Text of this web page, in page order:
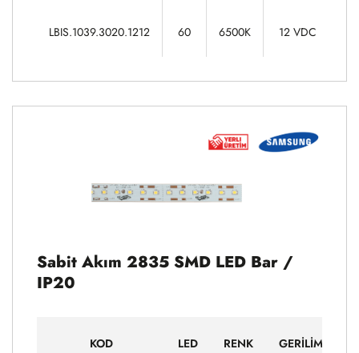
LBIS.1039.3020.1212 60 6500K 12 VDC
Sabit Akım 2835 SMD LED Bar /
IP20
KOD LED RENK GERILIM